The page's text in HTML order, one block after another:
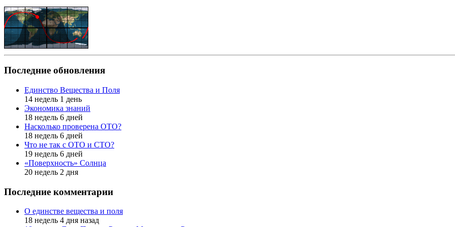
Последние обновления
Единство Вещества и Поля
14 недель 1 день
Экономика знаний
18 недель 6 дней
Насколько проверена ОТО?
18 недель 6 дней
Что не так с ОТО и СТО?
19 недель 6 дней
«Поверхность» Солнца
20 недель 2 дня
Последние комментарии
О единстве вещества и поля
18 недель 4 дня назад